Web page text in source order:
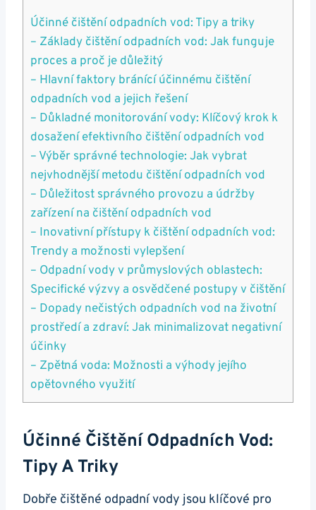
Účinné čištění odpadních vod: Tipy a triky
– Základy čištění odpadních vod: Jak funguje
proces a proč je důležitý
– Hlavní faktory bránící účinnému čištění
odpadních vod a jejich řešení
– Důkladné monitorování vody: Klíčový krok k
dosažení efektivního čištění odpadních vod
– Výběr správné technologie: Jak vybrat
nejvhodnější metodu čištění odpadních vod
– Důležitost správného provozu a údržby
zařízení na čištění odpadních vod
– Inovativní přístupy k čištění odpadních vod:
Trendy a možnosti vylepšení
– Odpadní vody v průmyslových oblastech:
Specifické výzvy a osvědčené postupy v čištění
– Dopady nečistých odpadních vod na životní
prostředí a zdraví: Jak minimalizovat negativní
účinky
– Zpětná voda: Možnosti a výhody jejího
opětovného využití
Účinné Čištění Odpadních Vod:
Tipy A Triky
Dobře čištěné odpadní vody jsou klíčové pro